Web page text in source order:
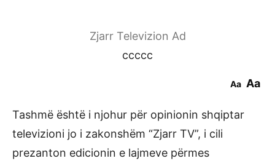
Zjarr Televizion Ad
ccccc
Aa Aa
Tashmë është i njohur për opinionin shqiptar
televizioni jo i zakonshëm “Zjarr TV”, i cili
prezanton edicionin e lajmeve përmes